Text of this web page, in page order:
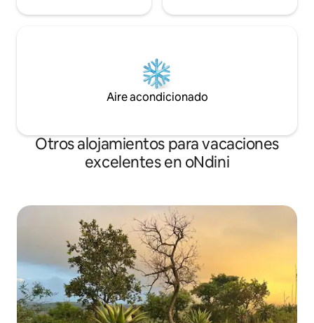
Aire acondicionado
Otros alojamientos para vacaciones
excelentes en oNdini